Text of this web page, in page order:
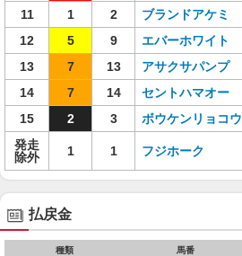
11
1 2 ブランドアケミ
12
5 9 エバーホワイト
13
7 13 アサクサパンプ
14
7 14 セントハマオー
15
2 3 ボウケンリョコウ
発走
除外
1 1 フジホーク
払戻金
種類 馬番